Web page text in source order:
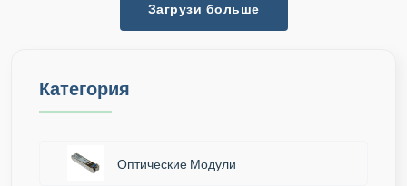
Загрузи больше
Категория
Оптические Модули